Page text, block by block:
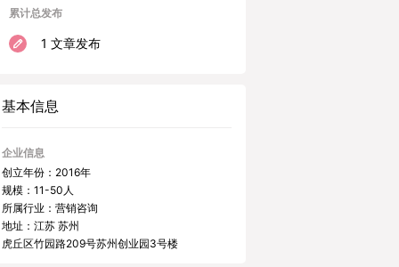
累计总发布
1 文章发布
基本信息
企业信息
创立年份：2016年
规模：11-50人
所属行业：营销咨询
地址：江苏 苏州
虎丘区竹园路209号苏州创业园3号楼